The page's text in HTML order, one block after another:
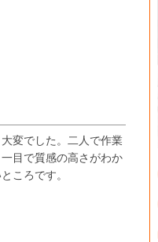
変でした。二人で作業
目で質感の高さがわか
ころです。